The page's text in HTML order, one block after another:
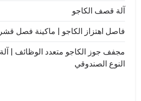
آلة قصف الكاجو
فاصل اهتزاز الكاجو | ماكينة فصل
مجفف جوز الكاجو متعدد الوظائف |
النوع الصندوقي